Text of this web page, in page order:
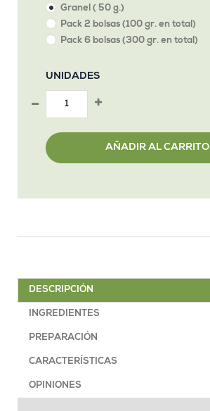
Granel ( 50 g.)
Pack 2 bolsas (100 gr. en total)
Pack 6 bolsas (300 gr. en total)
UNIDADES
AÑADIR AL CARRITO
DESCRIPCIÓN
INGREDIENTES
PREPARACIÓN
CARACTERÍSTICAS
OPINIONES